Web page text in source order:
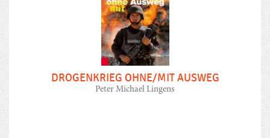
DROGENKRIEG OHNE/MIT AUSWEG
Peter Michael Lingens